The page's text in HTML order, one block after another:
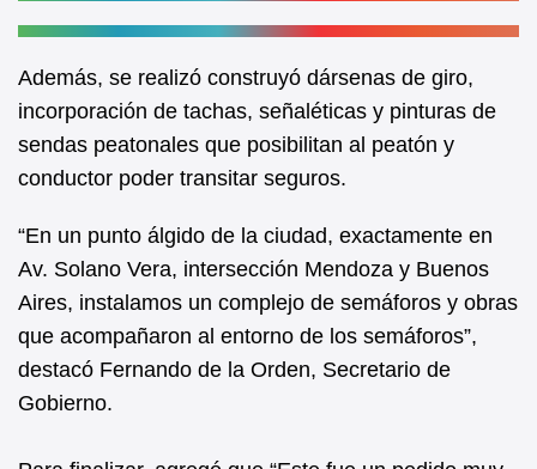
Además, se realizó construyó dársenas de giro,
incorporación de tachas, señaléticas y pinturas de
sendas peatonales que posibilitan al peatón y
conductor poder transitar seguros.
“En un punto álgido de la ciudad, exactamente en
Av. Solano Vera, intersección Mendoza y Buenos
Aires, instalamos un complejo de semáforos y obras
que acompañaron al entorno de los semáforos”,
destacó Fernando de la Orden, Secretario de
Gobierno.